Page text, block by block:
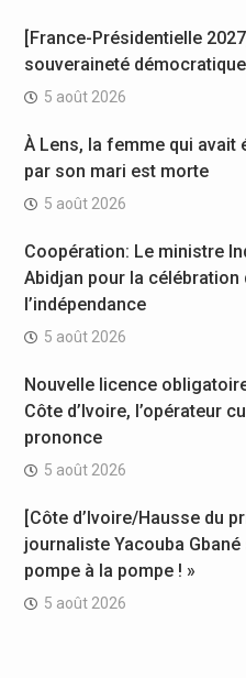
[France-Présidentielle
souveraineté
5 août 2026
À Lens, la femme qui avait
par son mari est morte
5 août 2026
Coopération: Le ministre
Abidjan pour la célébration
l’indépendance
5 août 2026
Nouvelle licence
Côte d’Ivoire, l’opérateur
prononce
5 août 2026
[Côte d’Ivoire/Hausse du
journaliste Yacouba Gbané
pompe à la pompe ! »
5 août 2026